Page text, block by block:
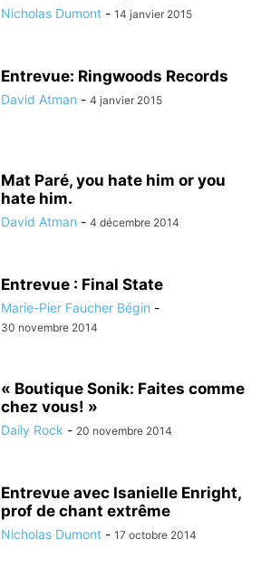
Nicholas Dumont - 14 janvier 2015
Entrevue: Ringwoods Records
David Atman - 4 janvier 2015
Mat Paré, you hate him or you
hate him.
David Atman - 4 décembre 2014
Entrevue : Final State
Marie-Pier Faucher Bégin -
30 novembre 2014
« Boutique Sonik: Faites comme
chez vous! »
Daily Rock - 20 novembre 2014
Entrevue avec Isanielle Enright,
prof de chant extrême
Nicholas Dumont - 17 octobre 2014